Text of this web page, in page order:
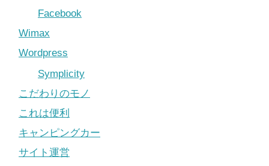
Facebook
Wimax
Wordpress
Symplicity
こだわりのモノ
これは便利
キャンピングカー
サイト運営